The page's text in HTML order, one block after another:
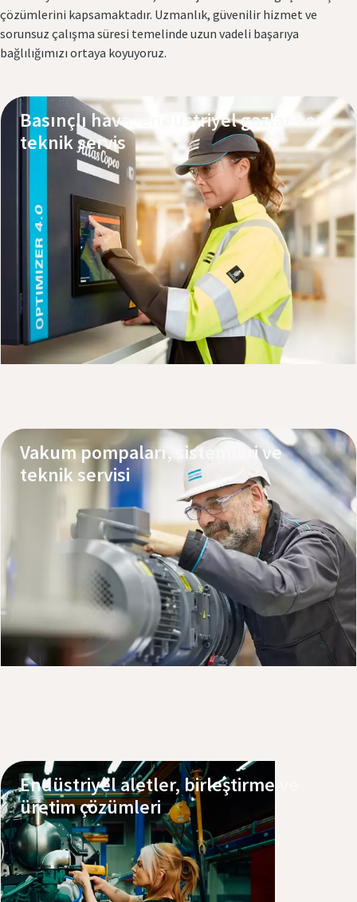
çözümlerini kapsamaktadır. Uzmanlık, güvenilir hizmet ve
sorunsuz çalışma süresi temelinde uzun vadeli başarıya
bağlılığımızı ortaya koyuyoruz.
Basınçlı hava, endüstriyel gazlar ve
teknik servis
Ürünlerimizi keşfedin
Servis veya destek isteyin
Vakum pompaları, sistemleri ve
teknik servisi
Ürünlerimizi keşfedin
Servis randevusu alın
Pompaları, yağları ve parçaları online satın alın
Endüstriyel aletler, birleştirme ve
üretim çözümleri